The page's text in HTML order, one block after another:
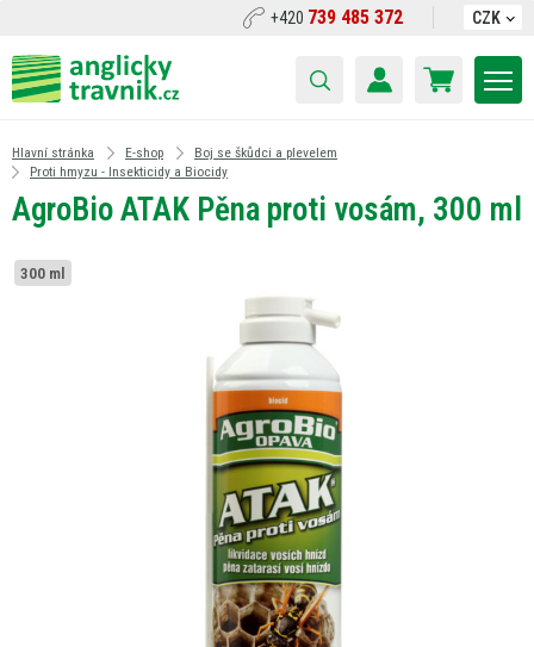
+420 739 485 372 CZK
Hlavní stránka E-shop
Boj se škůdci a plevelem
Proti hmyzu - Insekticidy a Biocidy
AgroBio ATAK Pěna proti vosám, 300 ml
300 ml